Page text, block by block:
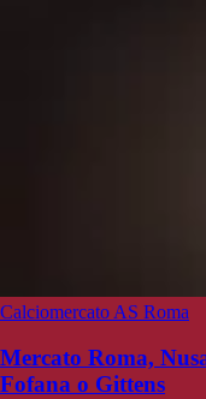
Calciomercato AS Roma
Mercato Roma,
Fofana o Gittens